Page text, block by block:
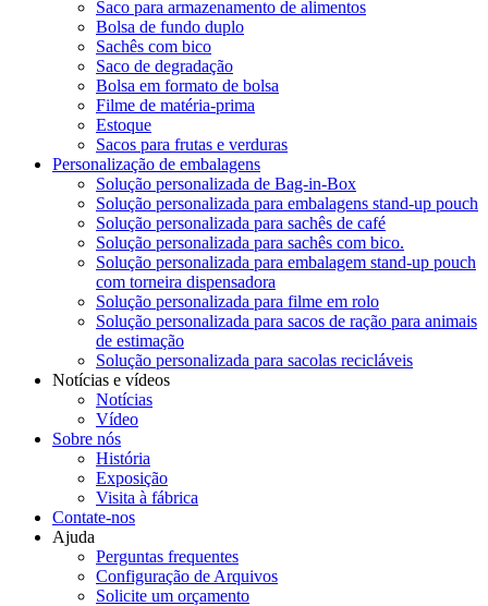
Saco para armazenamento de alimentos
Bolsa de fundo duplo
Sachês com bico
Saco de degradação
Bolsa em formato de bolsa
Filme de matéria-prima
Estoque
Sacos para frutas e verduras
Personalização de embalagens
Solução personalizada de Bag-in-Box
Solução personalizada para embalagens stand-up pouch
Solução personalizada para sachês de café
Solução personalizada para sachês com bico.
Solução personalizada para embalagem stand-up pouch
com torneira dispensadora
Solução personalizada para filme em rolo
Solução personalizada para sacos de ração para animais
de estimação
Solução personalizada para sacolas recicláveis
Notícias e vídeos
Notícias
Vídeo
Sobre nós
História
Exposição
Visita à fábrica
Contate-nos
Ajuda
Perguntas frequentes
Configuração de Arquivos
Solicite um orçamento